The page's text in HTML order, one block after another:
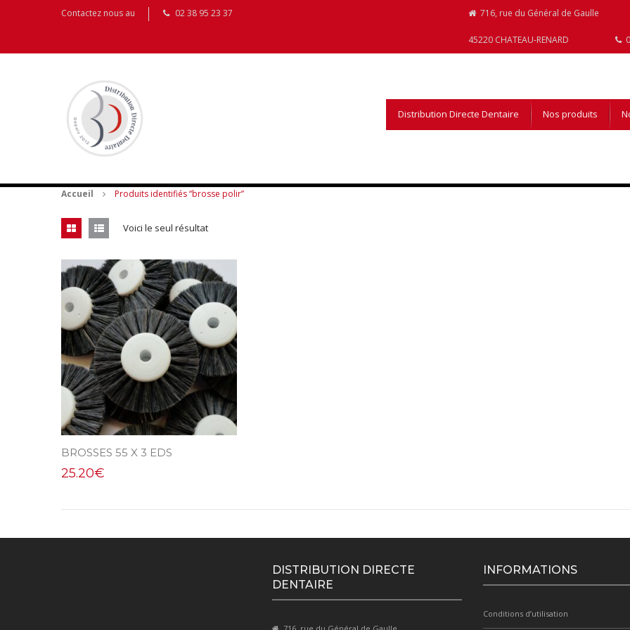
Contactez nous au 02 38 95 23 37 716, rue du Général de Gaulle
45220 CHATEAU-RENARD
Distribution Directe Dentaire Nos produits
Accueil Produits identifiés “brosse polir”
Voici le seul résultat
BROSSES 55 X 3 EDS
25.20€
DISTRIBUTION DIRECTE
DENTAIRE
INFORMATIONS
Conditions d’utilisation